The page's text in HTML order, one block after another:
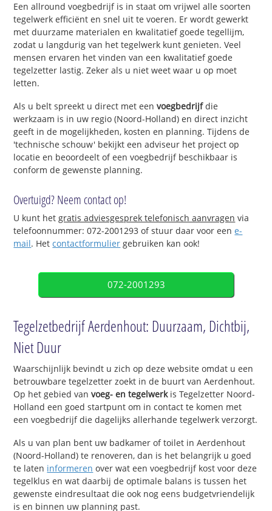
Een allround voegbedrijf is in staat om vrijwel alle soorten
tegelwerk efficiënt en snel uit te voeren. Er wordt gewerkt
met duurzame materialen en kwalitatief goede tegellijm,
zodat u langdurig van het tegelwerk kunt genieten. Veel
mensen ervaren het vinden van een kwalitatief goede
tegelzetter lastig. Zeker als u niet weet waar u op moet
letten.
Als u belt spreekt u direct met eenvoegbedrijfdie
werkzaam is in uw regio (Noord-Holland) en direct inzicht
geeft in de mogelijkheden, kosten en planning. Tijdens de
'technische schouw' bekijkt een adviseur het project op
locatie en beoordeelt of een voegbedrijf beschikbaar is
conform de gewenste planning.
Overtuigd? Neem contact op!
U kunt hetgratis adviesgesprek telefonisch aanvragen via
telefoonnummer: 072-2001293 of stuur daar voor eene-
mail. Hetcontactformulier gebruiken kan ook!
072-2001293
Tegelzetbedrijf Aerdenhout: Duurzaam, Dichtbij,
Niet Duur
Waarschijnlijk bevindt u zich op deze website omdat u een
betrouwbare tegelzetter zoekt in de buurt van Aerdenhout.
Op het gebied van voeg- en tegelwerkis Tegelzetter Noord-
Holland een goed startpunt om in contact te komen met
een voegbedrijf die dagelijks allerhande tegelwerk verzorgt.
Als u van plan bent uw badkamer of toilet in Aerdenhout
(Noord-Holland) te renoveren, dan is het belangrijk u goed
te laten informeren over wat een voegbedrijf kost voor deze
tegelklus en wat daarbij de optimale balans is tussen het
gewenste eindresultaat die ook nog eens budgetvriendelijk
is en binnen uw planning past.